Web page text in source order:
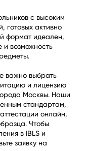
с высоким
готовых активно
формат идеален,
и возможность
важно выбрать
и лицензию
Москвы. Наши
стандартам,
онлайн,
Чтобы
в IBLS и
заявку на